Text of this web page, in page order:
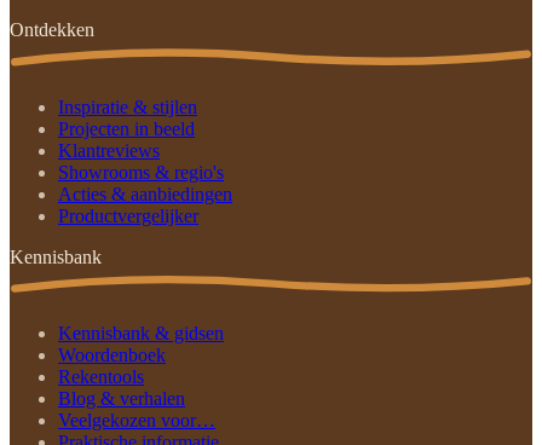
Ontdekken
Inspiratie & stijlen
Projecten in beeld
Klantreviews
Showrooms & regio's
Acties & aanbiedingen
Productvergelijker
Kennisbank
Kennisbank & gidsen
Woordenboek
Rekentools
Blog & verhalen
Veelgekozen voor…